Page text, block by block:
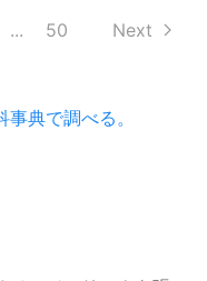
... 50 Next
典で調べる。